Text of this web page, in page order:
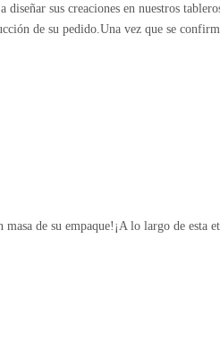
sus creaciones en nuestros
de su pedido.Una vez que se
de su empaque!¡A lo largo de esta